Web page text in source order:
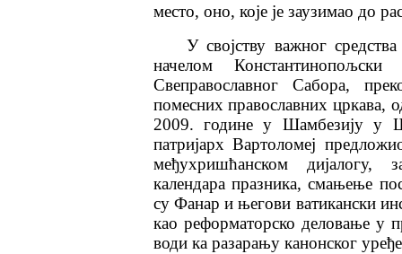
место, оно, које је заузимао до
У својству важног
начелом
Свеправославног Сабора,
помесних православних цркава,
2009. године у Шамбезију у
патријарх Вартоломеј
међухришћанском дијалогу,
календара празника, смањење
су Фанар и његови ватикански
као реформаторско деловање у
води ка разарању канонског